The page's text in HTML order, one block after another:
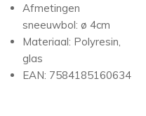
Afmetingen
sneeuwbol: ø 4cm
Materiaal: Polyresin,
glas
EAN: 7584185160634